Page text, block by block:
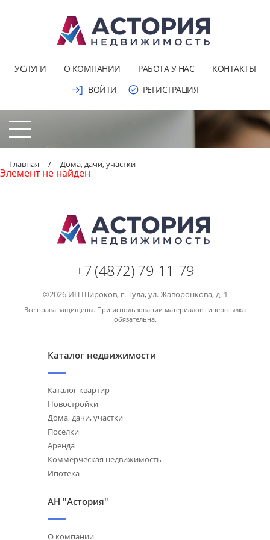
УСЛУГИ О КОМПАНИИ РАБОТА У НАС
КОНТАКТЫ
ВОЙТИ
РЕГИСТРАЦИЯ
Главная / Дома, дачи, участки
Элемент не найден
+7 (4872) 79-11-79
©2026 ИП Широков, г. Тула, ул. Жаворонкова, д. 1
Все права защищены. При использовании материалов гиперссылка
обязательна.
Каталог недвижимости
Каталог квартир
Новостройки
Дома, дачи, участки
Поселки
Аренда
Коммерческая недвижимость
Ипотека
АН "Астория"
О компании